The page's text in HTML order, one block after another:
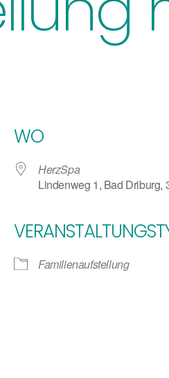
iCalendar
WO
HerzSpa
Lindenweg 1, Bad Driburg,
Familienaufstellung